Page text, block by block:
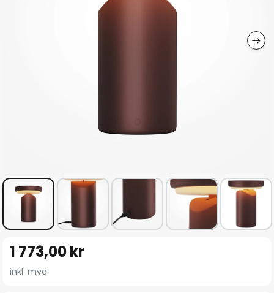
begynnelsen
1 773,00 kr
inkl. mva.